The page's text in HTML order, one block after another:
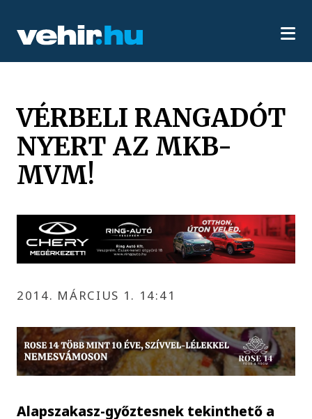
VÉRBELI RANGADÓT
NYERT AZ MKB-
MVM!
2014. MÁRCIUS 1. 14:41
Alapszakasz-győztesnek tekinthető a